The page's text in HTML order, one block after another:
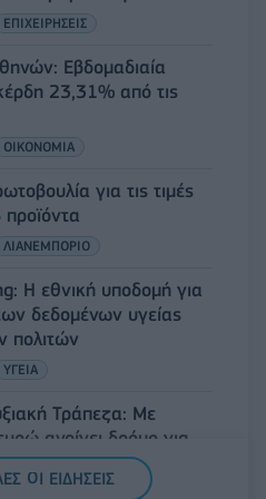
ΕΠΙΧΕΙΡΗΣΕΙΣ
Εβδομαδιαία
23,31% από τις
ΟΙΚΟΝΟΜΙΑ
για τις τιμές
ΛΙΑΝΕΜΠΟΡΙΟ
Η εθνική υποδομή για
δεδομένων υγείας
πολιτών
ΥΓΕΙΑ
Τράπεζα: Με
ανοίγει δρόμο για
σε μικρομεσαίες
ΟΙ ΕΙΔΗΣΕΙΣ